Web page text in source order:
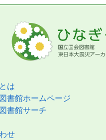
は
書館ホームページ
書館サーチ
せ